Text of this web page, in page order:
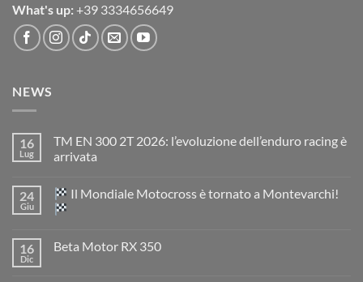
What's up: +39 3334656649
NEWS
16
Lug
TM EN 300 2T 2026: l’evoluzione dell’enduro racing è
arrivata
su
TM
EN
2026:
24
Giu
Il Mondiale Motocross è tornato a Montevarchi!
su
16
Dic
Beta Motor RX 350